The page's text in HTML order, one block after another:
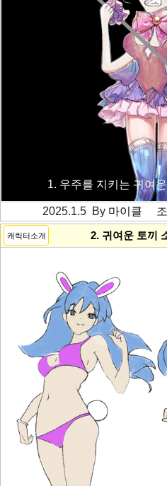
1. 우주를 지키는 귀여
2025.1.5 By 마이클 조
캐릭터소개 2. 귀여운 토끼